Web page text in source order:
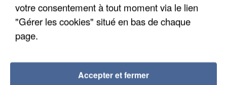
votre consentement à tout moment via le lien
"Gérer les cookies" situé en bas de chaque
page.
Accepter et fermer